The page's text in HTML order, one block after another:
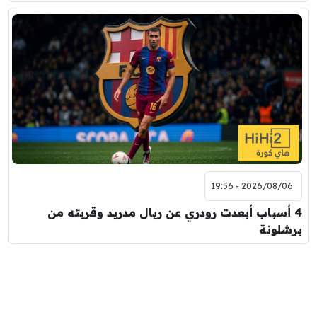
2026/08/06 - 19:56
4 أسباب أبعدت رودري عن ريال مدريد وقربته من
برشلونة